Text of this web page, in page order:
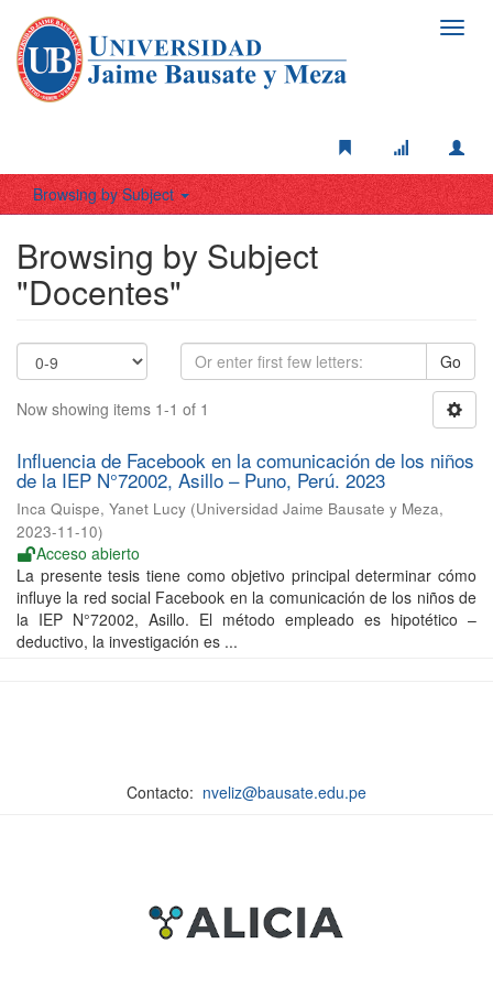
Browsing by Subject
Browsing by Subject
"Docentes"
Go
Now showing items 1-1 of 1
Influencia de Facebook en la comunicación de los niños
de la IEP N°72002, Asillo – Puno, Perú. 2023
Inca Quispe, Yanet Lucy (Universidad Jaime Bausate y Meza,
2023-11-10)
Acceso abierto
La presente tesis tiene como objetivo principal determinar cómo
influye la red social Facebook en la comunicación de los niños de
la IEP N°72002, Asillo. El método empleado es hipotético –
deductivo, la investigación es ...
Contacto: nveliz@bausate.edu.pe